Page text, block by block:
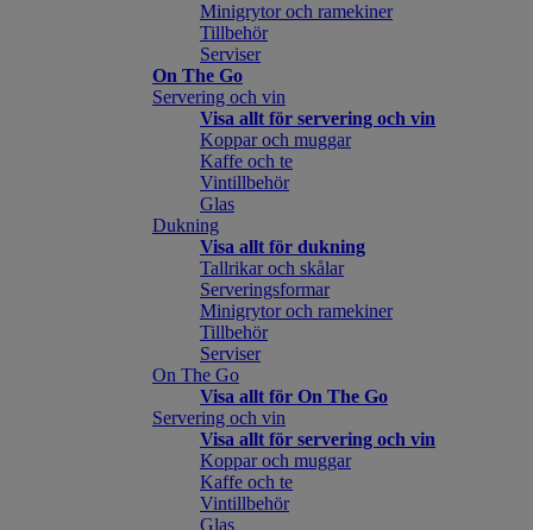
Minigrytor och ramekiner
Tillbehör
Serviser
On The Go
Servering och vin
Visa allt för servering och vin
Koppar och muggar
Kaffe och te
Vintillbehör
Glas
Dukning
Visa allt för dukning
Tallrikar och skålar
Serveringsformar
Minigrytor och ramekiner
Tillbehör
Serviser
On The Go
Visa allt för On The Go
Servering och vin
Visa allt för servering och vin
Koppar och muggar
Kaffe och te
Vintillbehör
Glas